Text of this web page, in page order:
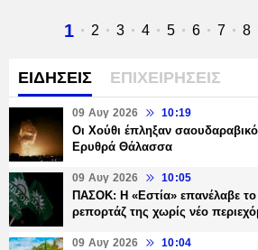
Τρέχουσα
1 Σελίδα
2 Σελίδα
3 Σελίδα
4 Σελίδα
5 Σελίδα
6 7 8
ΕΙΔΗΣΕΙΣ ΕΠΙΧΕΙΡΗΣΕΙΣ
09 Αυγ 2026 10:19
Οι Χούθι έπληξαν σαουδαραβικό
Ερυθρά Θάλασσα
09 Αυγ 2026 10:05
ΠΑΣΟΚ: Η «Εστία» επανέλαβε
ρεπορτάζ της χωρίς νέο
09 Αυγ 2026 10:04